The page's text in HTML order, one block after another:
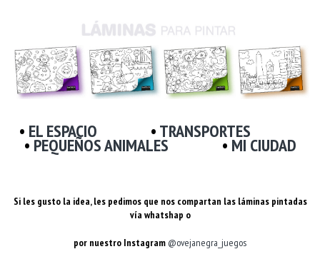
• EL ESPACIO •TRANSPORTES
• PEQUEÑOS ANIMALES • MI CIUDAD
Si les gusto la idea,les pedimos que nos compartan las láminas pintadas
vía whatshap o
por nuestro Instagram @ovejanegra_juegos